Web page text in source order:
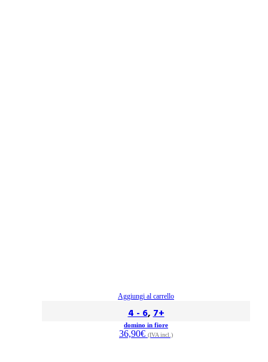
Aggiungi al carrello
4 - 6,7+
domino in fiore
36,90€ (IVA incl.)